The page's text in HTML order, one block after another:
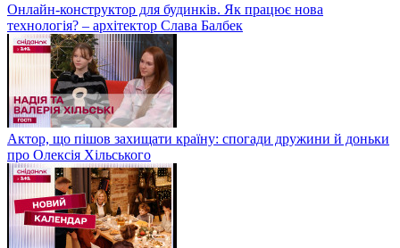
Онлайн-конструктор для будинків. Як працює нова
технологія? – архітектор Слава Балбек
Актор, що пішов захищати країну: спогади дружини й доньки
про Олексія Хільського